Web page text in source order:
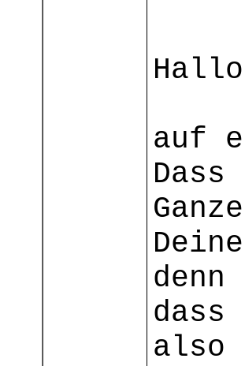
auf
also